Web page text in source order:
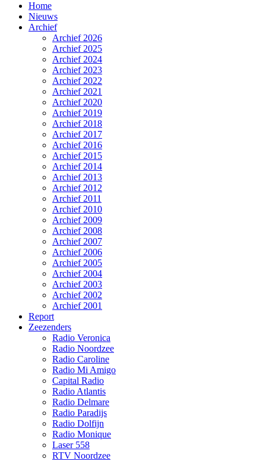
Home
Nieuws
Archief
Archief 2026
Archief 2025
Archief 2024
Archief 2023
Archief 2022
Archief 2021
Archief 2020
Archief 2019
Archief 2018
Archief 2017
Archief 2016
Archief 2015
Archief 2014
Archief 2013
Archief 2012
Archief 2011
Archief 2010
Archief 2009
Archief 2008
Archief 2007
Archief 2006
Archief 2005
Archief 2004
Archief 2003
Archief 2002
Archief 2001
Report
Zeezenders
Radio Veronica
Radio Noordzee
Radio Caroline
Radio Mi Amigo
Capital Radio
Radio Atlantis
Radio Delmare
Radio Paradijs
Radio Dolfijn
Radio Monique
Laser 558
RTV Noordzee